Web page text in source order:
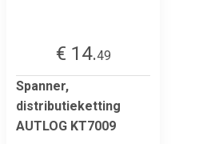
€ 14.49
Spanner,
distributieketting
AUTLOG KT7009